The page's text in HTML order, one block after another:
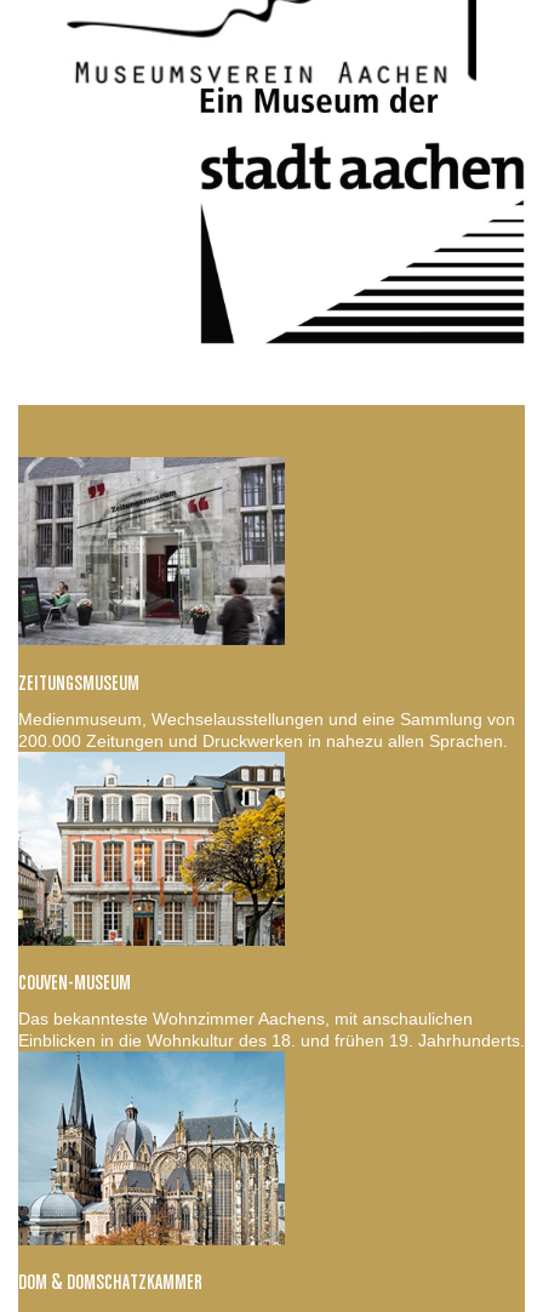
ZEITUNGSMUSEUM
Medienmuseum, Wechselausstellungen und eine Sammlung von
200.000 Zeitungen und Druckwerken in nahezu allen Sprachen.
COUVEN-MUSEUM
Das bekannteste Wohnzimmer Aachens, mit anschaulichen
Einblicken in die Wohnkultur des 18. und frühen 19. Jahrhunderts.
DOM & DOMSCHATZKAMMER